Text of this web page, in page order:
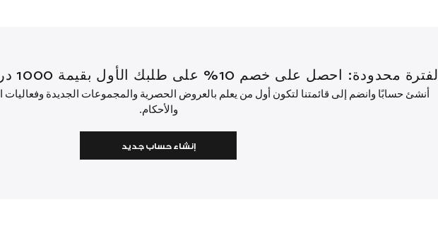
لفترة محدودة: احصل على خصم 10% على طلبك الأول بقيمة 1000 درهم إماراتي أو أكثر.
أنشئ حسابًا وانضم إلى قائمتنا لتكون أول من يعلم بالعروض الحصرية والمجموعات الجديدة
والأحكام.
إنشاء حساب جديد